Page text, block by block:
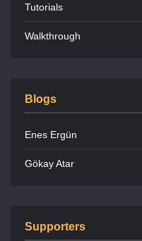
Tutorials
Walkthrough
Blogs
Enes Ergün
Gökay Atar
Supporters